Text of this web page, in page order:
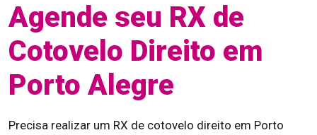
Agende seu RX de
Cotovelo Direito em
Porto Alegre
Precisa realizar um RX de cotovelo direito em Porto